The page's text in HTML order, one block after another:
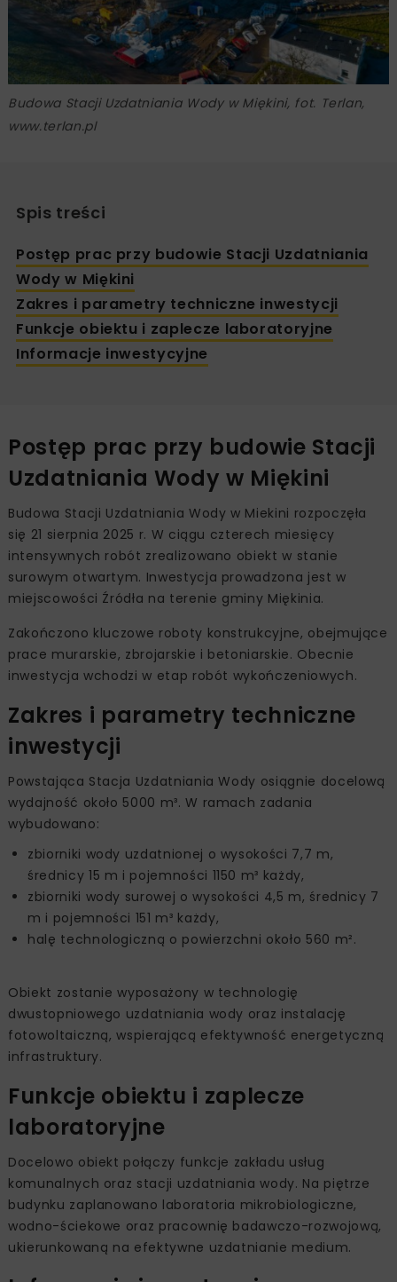
Budowa Stacji Uzdatniania Wody w Miękini, fot. Terlan,
www.terlan.pl
Spis treści
Postęp prac przy budowie Stacji Uzdatniania
Wody w Miękini
Zakres i parametry techniczne inwestycji
Funkcje obiektu i zaplecze laboratoryjne
Informacje inwestycyjne
Postęp prac przy budowie Stacji
Uzdatniania Wody w Miękini
Budowa Stacji Uzdatniania Wody w Miekini rozpoczęła
się 21 sierpnia 2025 r. W ciągu czterech miesięcy
intensywnych robót zrealizowano obiekt w stanie
surowym otwartym. Inwestycja prowadzona jest w
miejscowości Źródła na terenie gminy Miękinia.
Zakończono kluczowe roboty konstrukcyjne, obejmujące
prace murarskie, zbrojarskie i betoniarskie. Obecnie
inwestycja wchodzi w etap robót wykończeniowych.
Zakres i parametry techniczne
inwestycji
Powstająca Stacja Uzdatniania Wody osiągnie docelową
wydajność około 5000 m³. W ramach zadania
wybudowano:
zbiorniki wody uzdatnionej o wysokości 7,7 m,
średnicy 15 m i pojemności 1150 m³ każdy,
zbiorniki wody surowej o wysokości 4,5 m, średnicy 7
m i pojemności 151 m³ każdy,
halę technologiczną o powierzchni około 560 m².
Obiekt zostanie wyposażony w technologię
dwustopniowego uzdatniania wody oraz instalację
fotowoltaiczną, wspierającą efektywność energetyczną
infrastruktury.
Funkcje obiektu i zaplecze
laboratoryjne
Docelowo obiekt połączy funkcje zakładu usług
komunalnych oraz stacji uzdatniania wody. Na piętrze
budynku zaplanowano laboratoria mikrobiologiczne,
wodno-ściekowe oraz pracownię badawczo-rozwojową,
ukierunkowaną na efektywne uzdatnianie medium.